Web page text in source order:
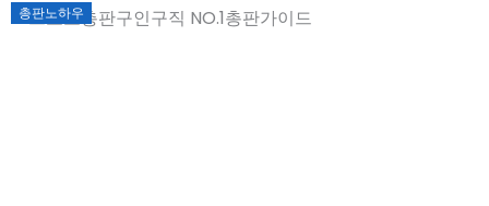
총판노하우
Posted
on